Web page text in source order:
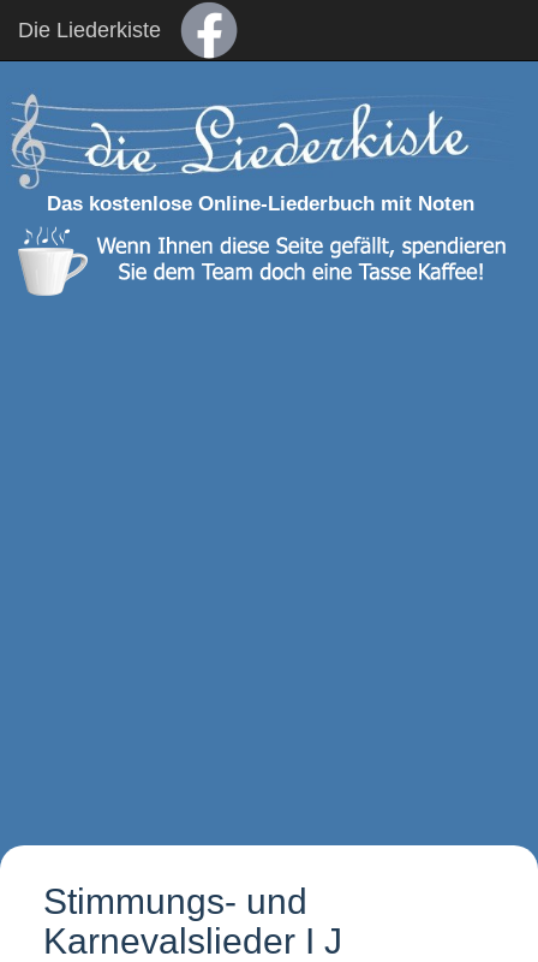
Die Liederkiste
Das kostenlose Online-Liederbuch mit Noten
Stimmungs- und
Karnevalslieder I J